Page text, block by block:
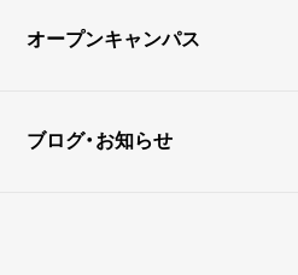
オープンキャンパス
ブログ・お知らせ